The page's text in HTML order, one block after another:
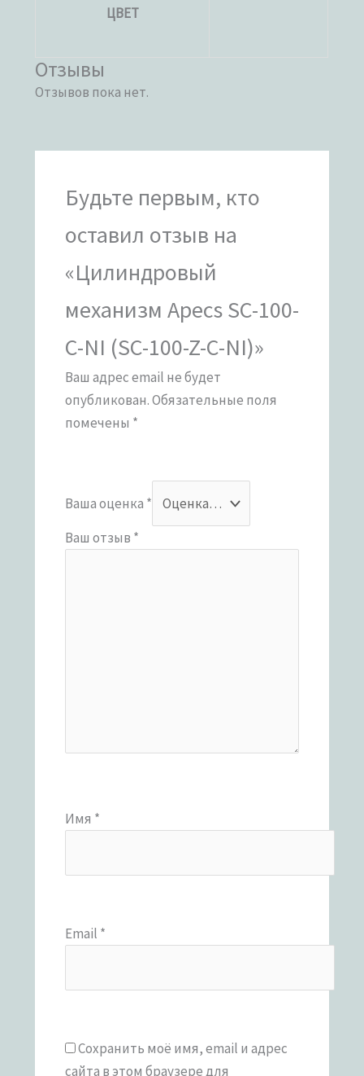
ЦВЕТ
Отзывы
Отзывов пока нет.
Будьте первым, кто
оставил отзыв на
«Цилиндровый
механизм Apecs SC-100-
C-NI (SC-100-Z-C-NI)»
Ваш адрес email не будет
опубликован.Обязательные поля
помечены *
Ваша оценка *
Ваш отзыв *
Имя *
Email *
Сохранить моё имя, email и адрес
сайта в этом браузере для